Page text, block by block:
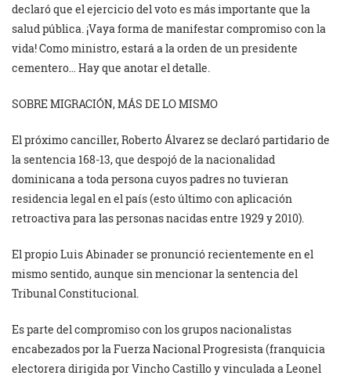
declaró que el ejercicio del voto es más importante que la
salud pública. ¡Vaya forma de manifestar compromiso con la
vida! Como ministro, estará a la orden de un presidente
cementero… Hay que anotar el detalle.
SOBRE MIGRACIÓN, MÁS DE LO MISMO
El próximo canciller, Roberto Álvarez se declaró partidario de
la sentencia 168-13, que despojó de la nacionalidad
dominicana a toda persona cuyos padres no tuvieran
residencia legal en el país (esto último con aplicación
retroactiva para las personas nacidas entre 1929 y 2010).
El propio Luis Abinader se pronunció recientemente en el
mismo sentido, aunque sin mencionar la sentencia del
Tribunal Constitucional.
Es parte del compromiso con los grupos nacionalistas
encabezados por la Fuerza Nacional Progresista (franquicia
electorera dirigida por Vincho Castillo y vinculada a Leonel